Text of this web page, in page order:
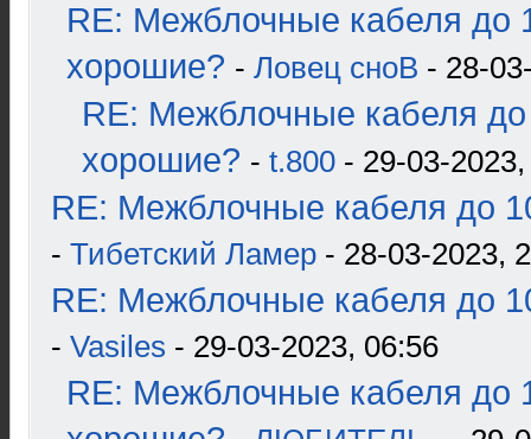
RE: Межблочные кабеля до
хорошие? - Ловец сноВ - 28-
RE: Межблочные кабеля до
хорошие? - t.800 - 29-03-
RE: Межблочные кабеля до
- Тибетский Ламер - 28-03-2023,
RE: Межблочные кабеля до
- Vasiles - 29-03-2023, 06:56
RE: Межблочные кабеля до